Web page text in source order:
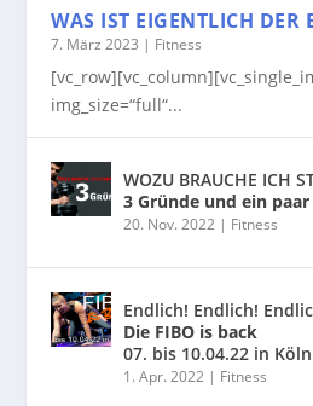
WAS IST EIGENTLICH DER
7. März 2023 | Fitness
img_size=“full“...
WOZU BRAUCHE ICH
3 Gründe und ein
20. Nov. 2022 | Fitness
Endlich! Endlich!
Die FIBO is back
07. bis 10.04.22 in Köln
1. Apr. 2022 | Fitness